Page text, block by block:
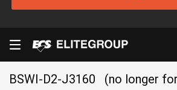
BSWI-D2-J3160 (no longer